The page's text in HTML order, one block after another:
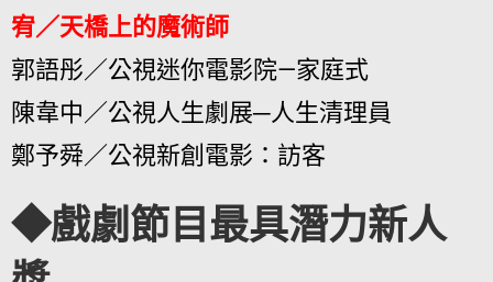
宥／天橋上的魔術師
郭語彤／公視迷你電影院—家庭式
陳韋中／公視人生劇展─人生清理員
鄭予舜／公視新創電影：訪客
◆戲劇節目最具潛力新人